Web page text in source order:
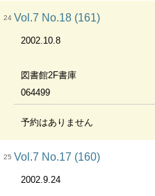
24 Vol.7 No.18 (161)
2002.10.8
図書館2F書庫
064499
予約はありません
25 Vol.7 No.17 (160)
2002.9.24